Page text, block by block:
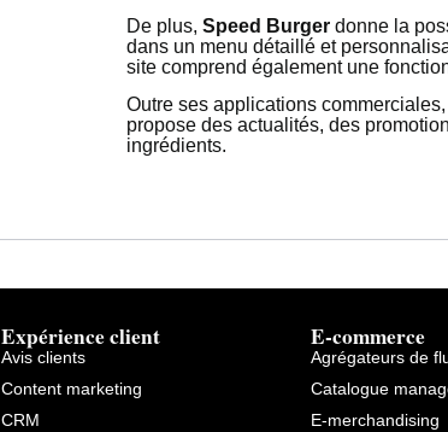
De plus, Speed Burger donne la
dans un menu détaillé et
site comprend également une
Outre ses applications
propose des actualités, des
ingrédients.
Expérience client
Avis clients
Content marketing
CRM
E-commerce
Agrégateurs de
Catalogue
E-merchandising